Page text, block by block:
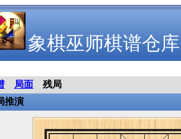
象棋巫师棋谱仓库
局面
残局
推演